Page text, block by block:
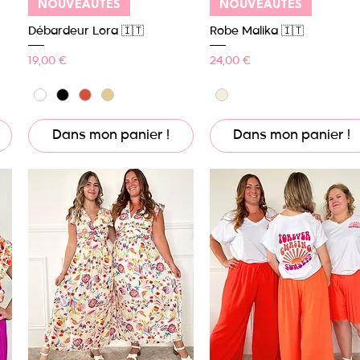
NOUVEAUTÉS
Débardeur Lora 🇮🇹
Prix
19,00 €
Dans mon panier !
NOUVEAUTÉS
Robe Malika 🇮🇹
Prix
24,00 €
Dans mon panier !